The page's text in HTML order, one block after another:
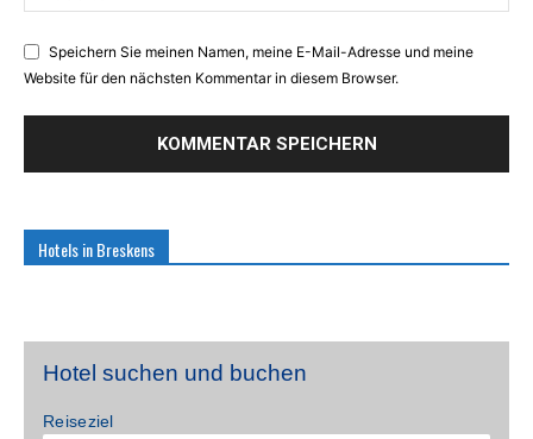
Speichern Sie meinen Namen, meine E-Mail-Adresse und meine
Website für den nächsten Kommentar in diesem Browser.
Hotels in Breskens
Hotel suchen und buchen
Reiseziel